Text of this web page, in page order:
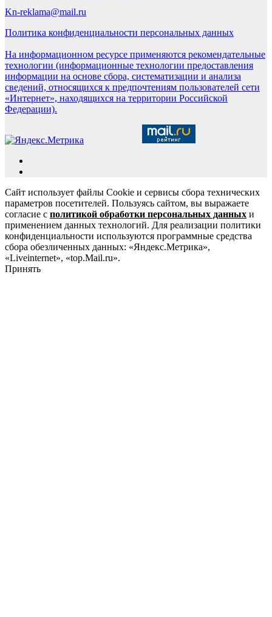
Kn-reklama@mail.ru
Политика конфиденциальности персональных данных
На информационном ресурсе применяются рекомендательные
технологии (информационные технологии предоставления
информации на основе сбора, систематизации и анализа
сведений, относящихся к предпочтениям пользователей сети
«Интернет», находящихся на территории Российской
Федерации).
Сайт использует файлы Cookie и сервисы сбора технических
параметров посетителей. Пользуясь сайтом, вы выражаете
согласие с политикой обработки персональных данных и
применением данных технологий. Для реализации политики
конфиденциальности используются программные средства
сбора обезличенных данных: «Яндекс.Метрика»,
«Liveinternet», «top.Mail.ru».
Принять